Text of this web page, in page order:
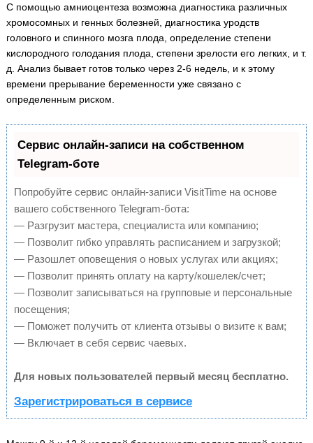
С помощью амниоцентеза возможна диагностика различных
хромосомных и генных болезней, диагностика уродств
головного и спинного мозга плода, определение степени
кислородного голодания плода, степени зрелости его легких, и т.
д. Анализ бывает готов только через 2-6 недель, и к этому
времени прерывание беременности уже связано с
определенным риском.
Сервис онлайн-записи на собственном
Telegram-боте
Попробуйте сервис онлайн-записи VisitTime на основе
вашего собственного Telegram-бота:
— Разгрузит мастера, специалиста или компанию;
— Позволит гибко управлять расписанием и загрузкой;
— Разошлет оповещения о новых услугах или акциях;
— Позволит принять оплату на карту/кошелек/счет;
— Позволит записываться на групповые и персональные
посещения;
— Поможет получить от клиента отзывы о визите к вам;
— Включает в себя сервис чаевых.
Для новых пользователей первый месяц бесплатно.
Зарегистрироваться в сервисе